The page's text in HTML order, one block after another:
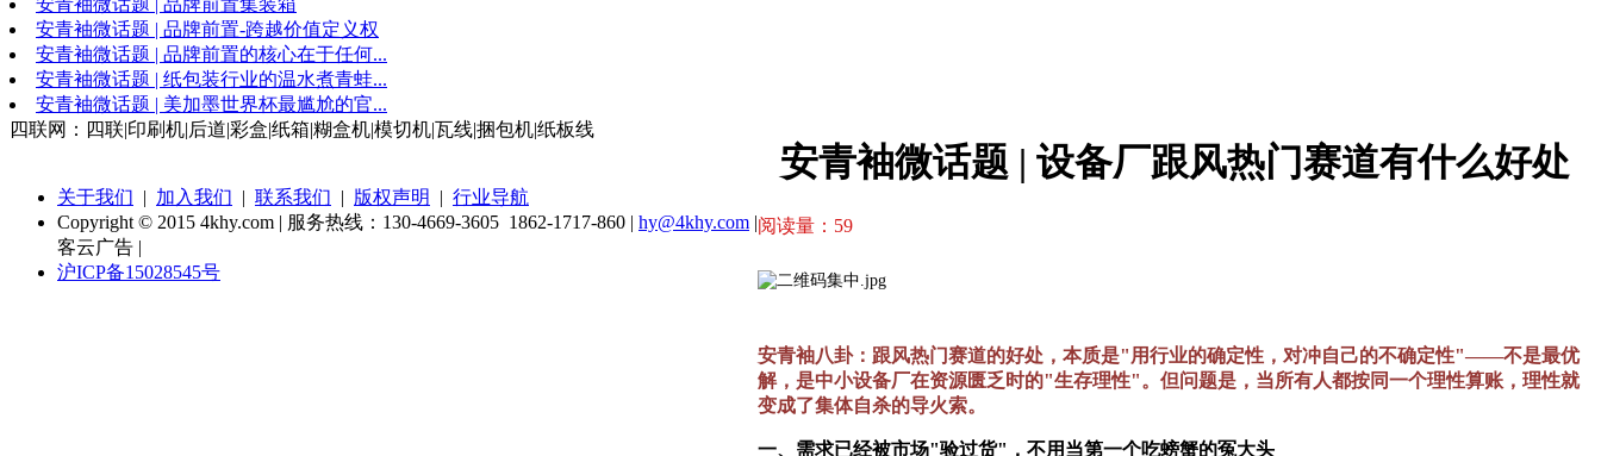
安青袖微话题 | 品牌前置-跨越价值定义权
安青袖微话题 | 品牌前置的核心在于任何...
安青袖微话题 | 纸包装行业的温水煮青蛙...
安青袖微话题 | 美加墨世界杯最尴尬的官...
安青袖微话题 | 设备厂跟风热门赛道有什么好处
阅读量： 59
安青袖八卦：跟风热门赛道的好处，本质是"用行业的确定性，对冲自己的不确定性"——不是最优
解，是中小设备厂在资源匮乏时的"生存理性"。但问题是，当所有人都按同一个理性算账，理性就
变成了集体自杀的导火索。
一、需求已经被市场"验过货"，不用当第一个吃螃蟹的冤大头
四联网：四联|印刷机|后道|彩盒|纸箱|糊盒机|模切机|瓦线|捆包机|纸板线
关于我们 | 加入我们 | 联系我们 | 版权声明 | 行业导航
Copyright © 2015 4khy.com | 服务热线：130-4669-3605 1862-1717-860 | hy@4khy.com |
客云广告 |
沪ICP备15028545号